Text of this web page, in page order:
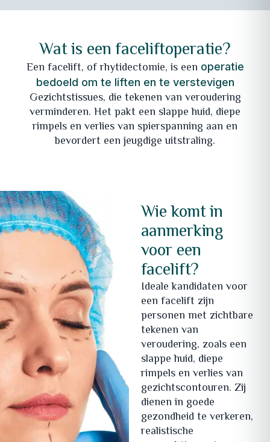
Wat is een faceliftoperatie?
Een facelift, of rhytidectomie, is een operatie
bedoeld om te liften en te verstevigen
Gezichtstissues, die tekenen van veroudering
verminderen. Het pakt een slappe huid, diepe
rimpels en verlies van spierspanning aan en
bevordert een jeugdige uitstraling.
Wie komt in
aanmerking
voor een
facelift?
Ideale kandidaten voor
een facelift zijn
personen met zichtbare
tekenen van
veroudering, zoals een
slappe huid, diepe
rimpels en verlies van
gezichtscontouren. Zij
dienen in goede
gezondheid te verkeren,
realistische